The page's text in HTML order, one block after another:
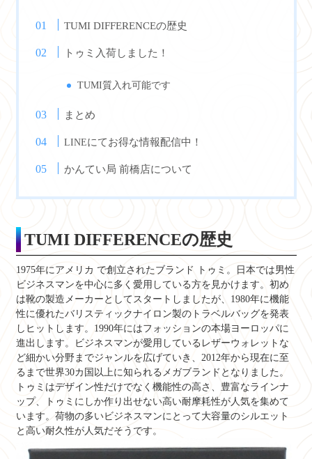
TUMI DIFFERENCEの歴史
トゥミ入荷しました！
TUMI質入れ可能です
まとめ
LINEにてお得な情報配信中！
かんてい局 前橋店について
TUMI DIFFERENCEの歴史
1975年にアメリカ で創立されたブランド トゥミ。日本では男性
ビジネスマンを中心に多く愛用している方を見かけます。初め
は靴の製造メーカーとしてスタートしましたが、1980年に機能
性に優れたバリスティックナイロン製のトラベルバッグを発表
しヒットします。1990年にはフォッションの本場ヨーロッパに
進出します。ビジネスマンが愛用しているレザーウォレットな
ど細かい分野までジャンルを広げていき、2012年から現在に至
るまで世界30カ国以上に知られるメガブランドとなりました。
トゥミはデザイン性だけでなく機能性の高さ、豊富なラインナ
ップ、トゥミにしか作り出せない高い耐摩耗性が人気を集めて
います。荷物の多いビジネスマンにとって大容量のシルエット
と高い耐久性が人気だそうです。